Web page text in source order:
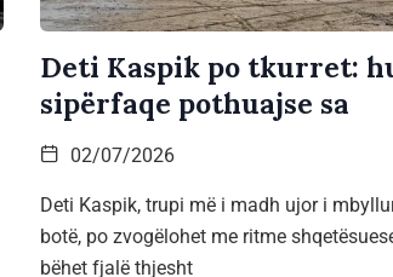
Deti Kaspik po tkurret:
sipërfaqe pothuajse sa
02/07/2026
Deti Kaspik, trupi më i madh ujor i
botë, po zvogëlohet me ritme
bëhet fjalë thjesht